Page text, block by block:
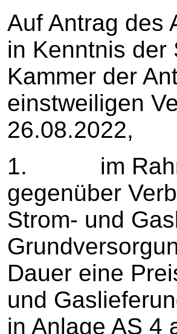
Auf Antrag des
in Kenntnis der
Kammer der
einstweiligen
26.08.2022,
1. im
gegenüber
Strom- und
Dauer eine
und
in Anlage AS 4